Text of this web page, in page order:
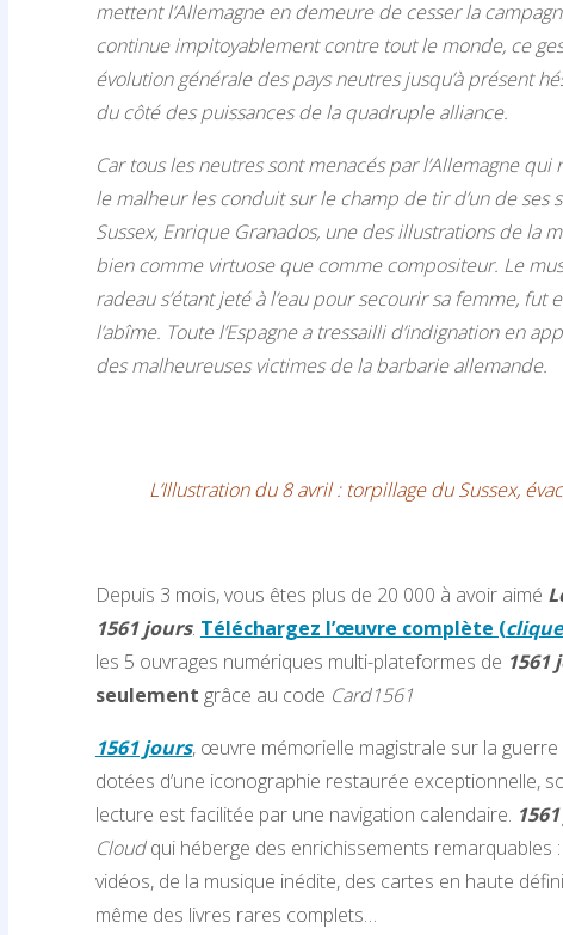
mettent l’Allemagne en demeure de cesser la
continue impitoyablement contre tout le monde, ce
évolution générale des pays neutres jusqu’à présent
du côté des puissances de la quadruple alliance.
Car tous les neutres sont menacés par l’Allemagne qui
le malheur les conduit sur le champ de tir d’un de ses
Sussex, Enrique Granados, une des illustrations de la
bien comme virtuose que comme compositeur. Le
radeau s’étant jeté à l’eau pour secourir sa femme, fut
l’abîme. Toute l’Espagne a tressailli d’indignation en
des malheureuses victimes de la barbarie allemande.
L’Illustration du 8 avril : torpillage du Sussex,
Depuis 3 mois, vous êtes plus de 20 000 à avoir aimé
1561 jours. Téléchargez l’œuvre complète (
les 5 ouvrages numériques multi-plateformes de 1561
seulement grâce au code Card1561
1561 jours, œuvre mémorielle magistrale sur la guerre
dotées d’une iconographie restaurée exceptionnelle,
lecture est facilitée par une navigation calendaire.
Cloudqui héberge des enrichissements remarquables
vidéos, de la musique inédite, des cartes en haute
même des livres rares complets…